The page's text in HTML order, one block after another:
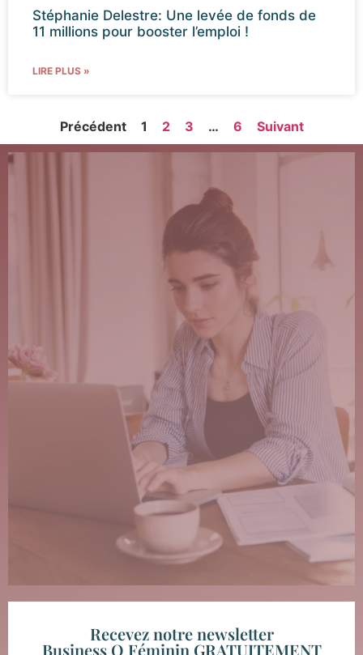
Stéphanie Delestre: Une levée de fonds de
11 millions pour booster l’emploi !
LIRE PLUS »
Précédent 1 2 3 … 6 Suivant
Recevez notre newsletter
Business O Féminin GRATUITEMENT